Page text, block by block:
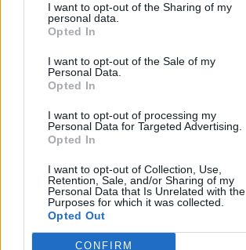
I want to opt-out of the Sharing of my
personal data.
Opted In
I want to opt-out of the Sale of my
Personal Data.
Opted In
I want to opt-out of processing my
Personal Data for Targeted Advertising.
Opted In
I want to opt-out of Collection, Use,
Retention, Sale, and/or Sharing of my
Personal Data that Is Unrelated with the
Purposes for which it was collected.
Opted Out
CONFIRM
Szerinte a keresztény hit a
emberektől, hanem az
béke teremtésnek azonban
van. „Aki kockáztat, azt az
hagyja magára!” – idézte
2019-ben, Csíksomlyón